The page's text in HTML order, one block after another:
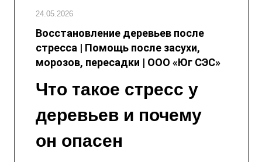
24.05.2026
Восстановление деревьев после
стресса | Помощь после засухи,
морозов, пересадки | ООО «Юг СЭС»
Что такое стресс у
деревьев и почему
он опасен